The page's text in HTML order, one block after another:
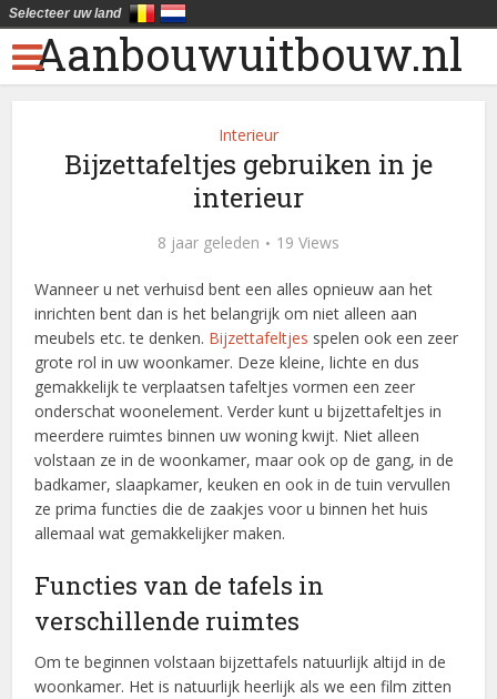
Aanbouwuitbouw.nl
Interieur
Bijzettafeltjes gebruiken in je
interieur
8 jaar geleden 19 Views
Wanneer u net verhuisd bent een alles opnieuw aan het
inrichten bent dan is het belangrijk om niet alleen aan
meubels etc. te denken. Bijzettafeltjes spelen ook een zeer
grote rol in uw woonkamer. Deze kleine, lichte en dus
gemakkelijk te verplaatsen tafeltjes vormen een zeer
onderschat woonelement. Verder kunt u bijzettafeltjes in
meerdere ruimtes binnen uw woning kwijt. Niet alleen
volstaan ze in de woonkamer, maar ook op de gang, in de
badkamer, slaapkamer, keuken en ook in de tuin vervullen
ze prima functies die de zaakjes voor u binnen het huis
allemaal wat gemakkelijker maken.
Functies van de tafels in
verschillende ruimtes
Om te beginnen volstaan bijzettafels natuurlijk altijd in de
woonkamer. Het is natuurlijk heerlijk als we een film zitten
Selecteer uw land